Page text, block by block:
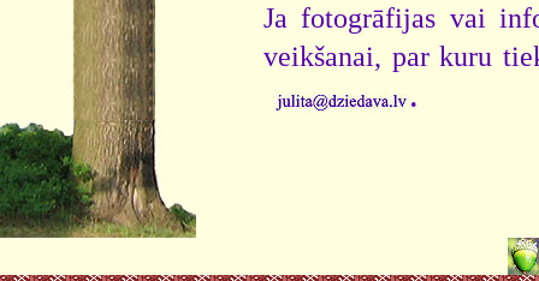
Ja fotogrāfijas vai
veikšanai, par kuru
.